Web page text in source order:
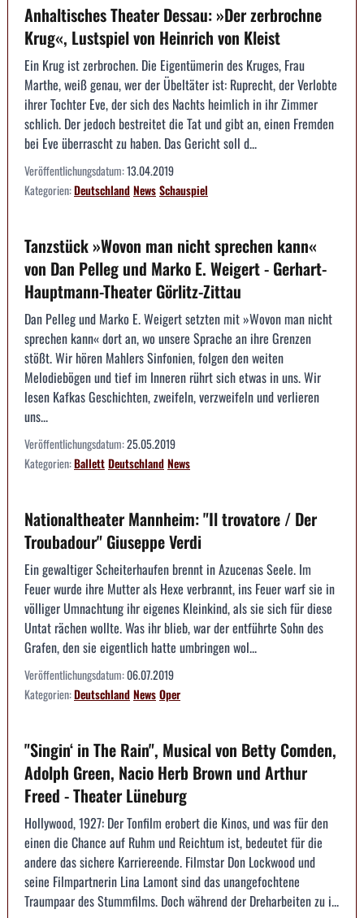
Anhaltisches Theater Dessau: »Der zerbrochne
Krug«, Lustspiel von Heinrich von Kleist
Ein Krug ist zerbrochen. Die Eigentümerin des Kruges, Frau
Marthe, weiß genau, wer der Übeltäter ist: Ruprecht, der Verlobte
ihrer Tochter Eve, der sich des Nachts heimlich in ihr Zimmer
schlich. Der jedoch bestreitet die Tat und gibt an, einen Fremden
bei Eve überrascht zu haben. Das Gericht soll d...
Veröffentlichungsdatum:13.04.2019
Kategorien:DeutschlandNewsSchauspiel
Tanzstück »Wovon man nicht sprechen kann«
von Dan Pelleg und Marko E. Weigert - Gerhart-
Hauptmann-Theater Görlitz-Zittau
Dan Pelleg und Marko E. Weigert setzten mit »Wovon man nicht
sprechen kann« dort an, wo unsere Sprache an ihre Grenzen
stößt. Wir hören Mahlers Sinfonien, folgen den weiten
Melodiebögen und tief im Inneren rührt sich etwas in uns. Wir
lesen Kafkas Geschichten, zweifeln, verzweifeln und verlieren
uns...
Veröffentlichungsdatum:25.05.2019
Kategorien:BallettDeutschlandNews
Nationaltheater Mannheim: "Il trovatore / Der
Troubadour" Giuseppe Verdi
Ein gewaltiger Scheiterhaufen brennt in Azucenas Seele. Im
Feuer wurde ihre Mutter als Hexe verbrannt, ins Feuer warf sie in
völliger Umnachtung ihr eigenes Kleinkind, als sie sich für diese
Untat rächen wollte. Was ihr blieb, war der entführte Sohn des
Grafen, den sie eigentlich hatte umbringen wol...
Veröffentlichungsdatum:06.07.2019
Kategorien:DeutschlandNewsOper
"Singin‘ in The Rain", Musical von Betty Comden,
Adolph Green, Nacio Herb Brown und Arthur
Freed - Theater Lüneburg
Hollywood, 1927: Der Tonfilm erobert die Kinos, und was für den
einen die Chance auf Ruhm und Reichtum ist, bedeutet für die
andere das sichere Karriereende. Filmstar Don Lockwood und
seine Filmpartnerin Lina Lamont sind das unangefochtene
Traumpaar des Stummfilms. Doch während der Dreharbeiten zu i...